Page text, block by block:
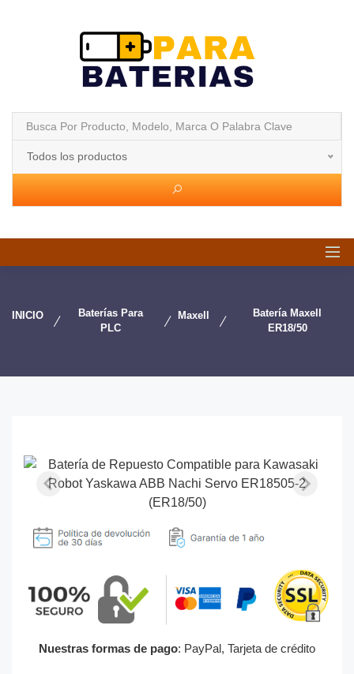
Todos los productos
INICIO
Baterías Para
PLC
Maxell
Batería Maxell
ER18/50
Nuestras formas de pago: PayPal, Tarjeta de crédito